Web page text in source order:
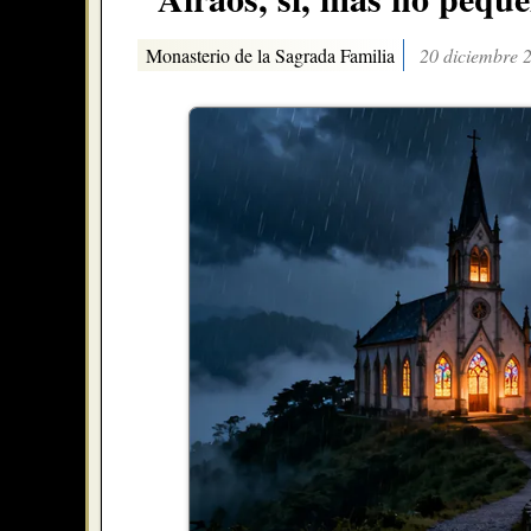
Monasterio de la Sagrada Familia 20 diciembre